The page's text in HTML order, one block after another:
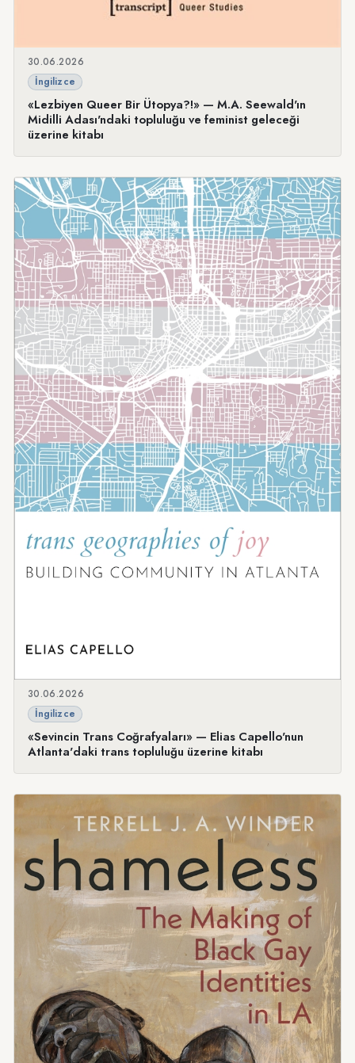
30.06.2026
İngilizce
«Lezbiyen Queer Bir Ütopya?!» — M.A. Seewald'ın
Midilli Adası'ndaki topluluğu ve feminist geleceği
üzerine kitabı
30.06.2026
İngilizce
«Sevincin Trans Coğrafyaları» — Elias Capello'nun
Atlanta'daki trans topluluğu üzerine kitabı